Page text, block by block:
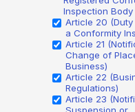
Inspection Body
Article 20 (Duty
a Conformity
Article 21
Change of
Business)
Article 22
Regulations)
Article 23